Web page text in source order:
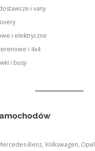
i vany
i elektryczne
i 4x4
i busy
Benz, Volkswagen, Opel